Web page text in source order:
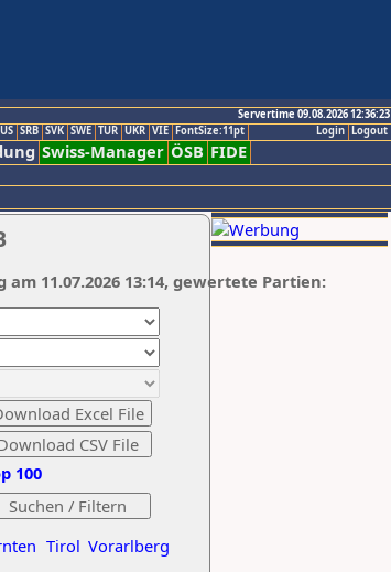
Servertime 09.08.2026 12:36:23
Logout
Login
SRB SVK SWE TUR UKR VIE FontSize:11pt
Swiss-Manager ÖSB FIDE
Tirol Vorarlberg
100
am 11.07.2026 13:14, gewertete Partien: